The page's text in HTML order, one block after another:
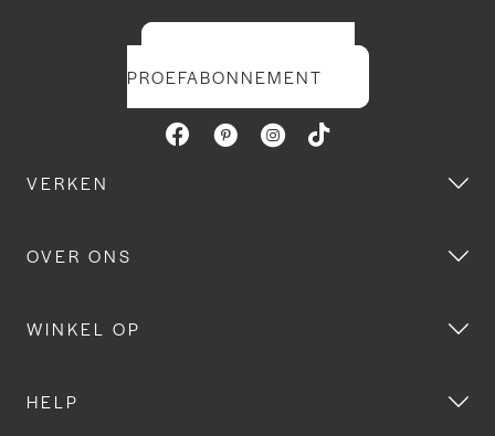
PROEFABONNEMENT
VERKEN
OVER ONS
WINKEL OP
HELP